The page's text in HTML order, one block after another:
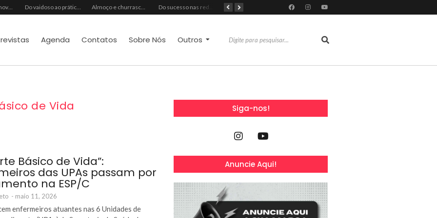
Ideal Clube promove programação especial para celebrar o Dia dos Pais com música, gastronomia e lazer para toda a família Do vaidoso ao prático: veja lista com ideias de presentes Avon para cada perfil de pai Almoço e churrasco de Dia dos Pais impulsionam vendas no varejo alimentar Do sucesso nas redes sociais à revelação no cenário musical, Beniicio Abraão lança “Me Perdeu”
Agenda Contatos Sobre Nós Outros
de Vida
Básico de Vida”:
das UPAs passam por
na ESP/C
- maio 11, 2026
enfermeiros atuantes nas 6 Unidades de
Siga-nos!
Anuncie Aqui!